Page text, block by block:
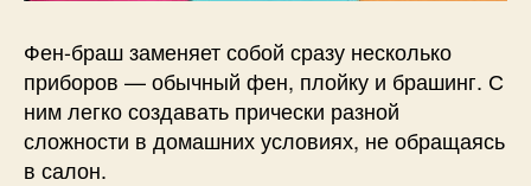
Фен-браш заменяет собой сразу несколько
приборов — обычный фен, плойку и брашинг. С
ним легко создавать прически разной
сложности в домашних условиях, не обращаясь
в салон.